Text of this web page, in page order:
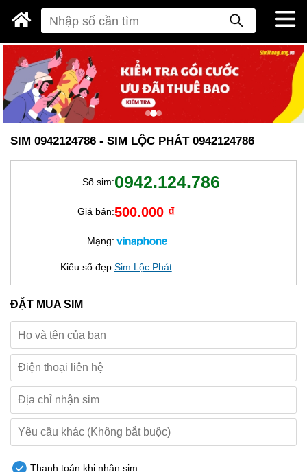
SIM 0942124786 - SIM LỘC PHÁT 0942124786
Số sim:0942.124.786
Giá bán:500.000 ₫
Mạng:
Kiểu số đẹp:Sim Lộc Phát
ĐẶT MUA SIM
Thanh toán khi nhận sim